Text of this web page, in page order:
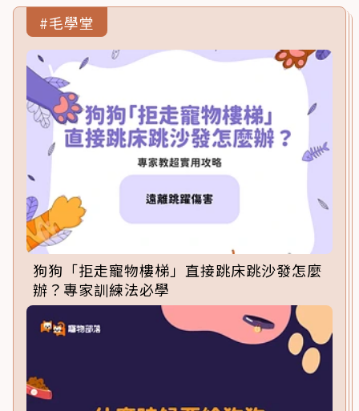
#毛學堂
狗狗「拒走寵物樓梯」直接跳床跳沙發怎麼
辦？專家訓練法必學